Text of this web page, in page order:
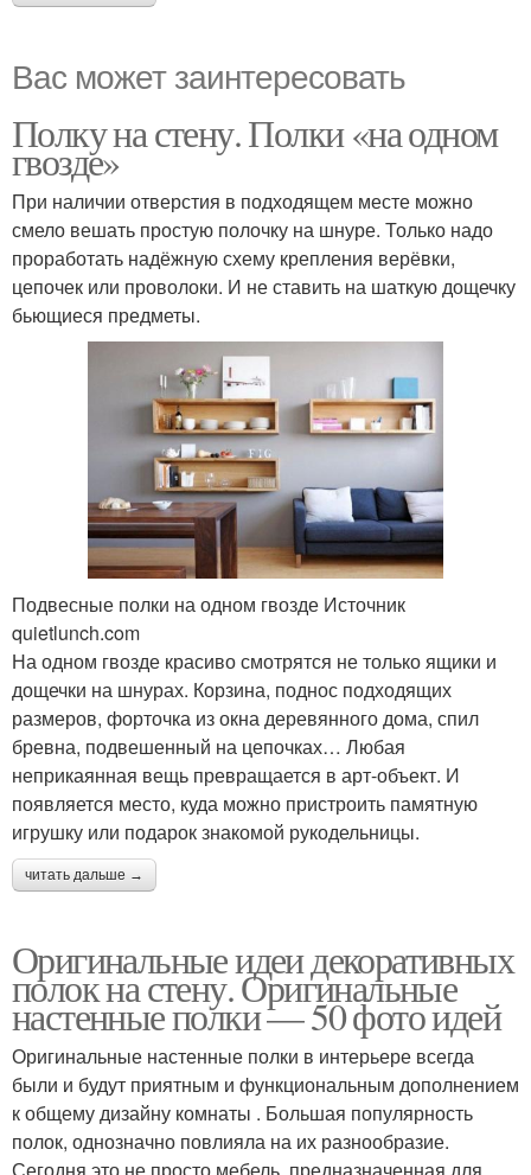
Вас может заинтересовать
Полку на стену. Полки «на одном
гвозде»
При наличии отверстия в подходящем месте можно
смело вешать простую полочку на шнуре. Только надо
проработать надёжную схему крепления верёвки,
цепочек или проволоки. И не ставить на шаткую дощечку
бьющиеся предметы.
Подвесные полки на одном гвозде Источник
quietlunch.com
На одном гвозде красиво смотрятся не только ящики и
дощечки на шнурах. Корзина, поднос подходящих
размеров, форточка из окна деревянного дома, спил
бревна, подвешенный на цепочках… Любая
неприкаянная вещь превращается в арт-объект. И
появляется место, куда можно пристроить памятную
игрушку или подарок знакомой рукодельницы.
читать дальше →
Оригинальные идеи декоративных
полок на стену. Оригинальные
настенные полки — 50 фото идей
Оригинальные настенные полки в интерьере всегда
были и будут приятным и функциональным дополнением
к общему дизайну комнаты . Большая популярность
полок, однозначно повлияла на их разнообразие.
Сегодня это не просто мебель, предназначенная для